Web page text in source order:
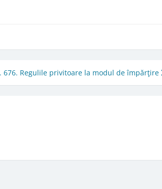
676. Regulile privitoare la modul de împărţire